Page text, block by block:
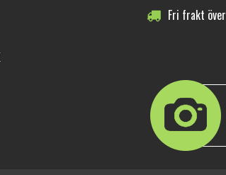
Fri frakt över